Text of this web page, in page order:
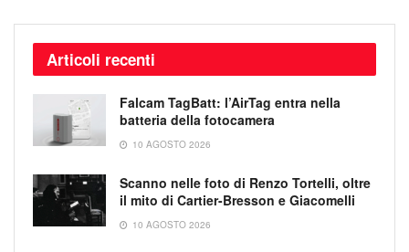
Articoli recenti
Falcam TagBatt: l’AirTag entra nella
batteria della fotocamera
10 AGOSTO 2026
Scanno nelle foto di Renzo Tortelli, oltre
il mito di Cartier-Bresson e Giacomelli
10 AGOSTO 2026